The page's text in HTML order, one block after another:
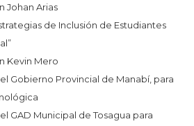
Johan Arias
de Inclusión de Estudiantes
Kevin Mero
Gobierno Provincial de Manabí, para
GAD Municipal de Tosagua para